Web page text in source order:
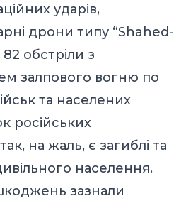
ударів,
дрони типу “Shahed-
82 обстріли з
залпового вогню по
та населених
російських
на жаль, є загиблі та
населення.
зазнали